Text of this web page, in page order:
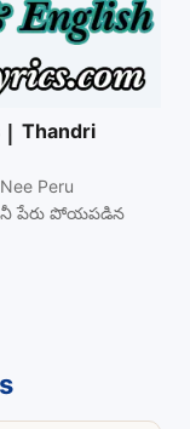
| Thandri
Peru
నీ పేరు పోయపడిన